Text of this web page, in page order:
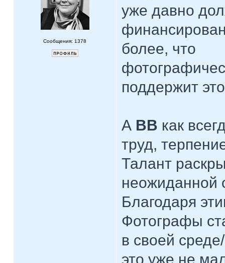
Сообщения: 1378
уже давно
более, что
поддержит
А ВВ как
труд,
Талант
неожиданной
Благодаря
Фотографы
в своей
это уже не